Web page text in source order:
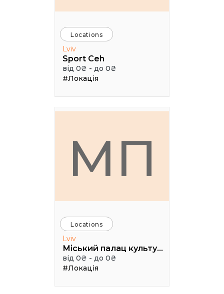
Locations
Lviv
Sport Ceh
від 0₴ - до 0₴
#Локація
МП
Locations
Lviv
Міський палац культури ім. Гната Хоткевича
від 0₴ - до 0₴
#Локація